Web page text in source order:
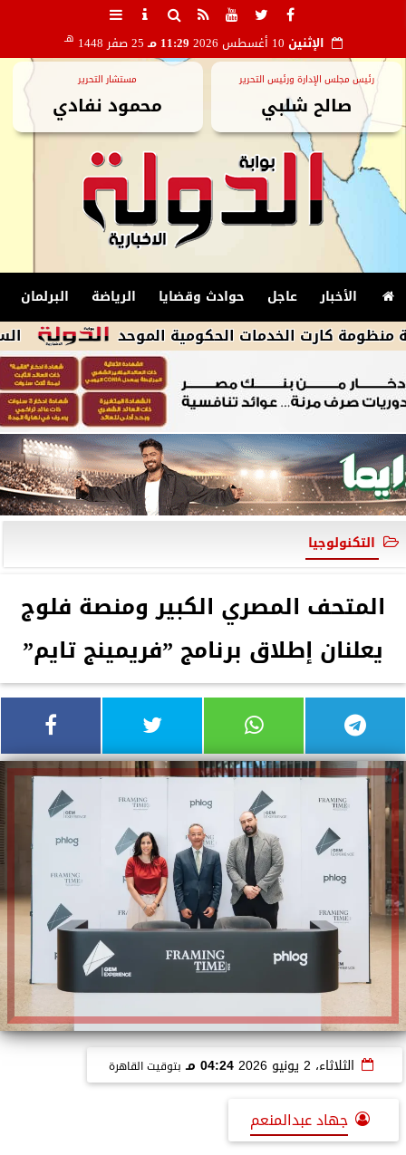
الإثنين 11:29 مـ 25 صفر 1448 هـ
رئيس مجلس الإدارة ورئيس التحرير
صالح شلبي
مستشار التحرير
محمود نفادي
الأخبار عاجل حوادث وقضايا الرياضة البرلمان
السجن 5 سنوات للمتهمة بقتل عريسها بسبب تحضير الطعام فى المرج الخدمات الحكومية الموحد
التكنولوجيا
المتحف المصري الكبير ومنصة فلوج
يعلنان إطلاق برنامج ”فريمينج تايم”
الثلاثاء، 2 يونيو 2026 04:24 مـ بتوقيت القاهرة
جهاد عبدالمنعم